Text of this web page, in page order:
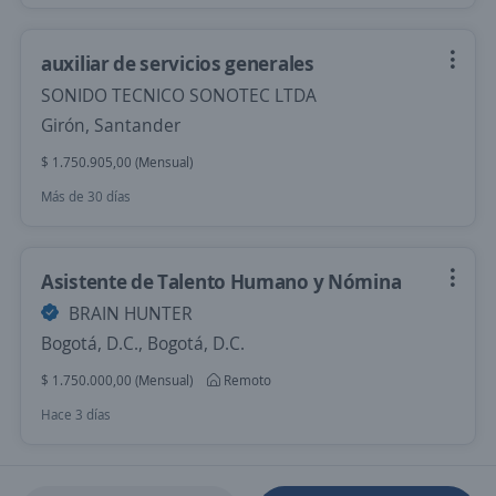
auxiliar de servicios generales
SONIDO TECNICO SONOTEC LTDA
Girón, Santander
$ 1.750.905,00 (Mensual)
Más de 30 días
Asistente de Talento Humano y Nómina
BRAIN HUNTER
Bogotá, D.C., Bogotá, D.C.
$ 1.750.000,00 (Mensual)
Remoto
Hace 3 días